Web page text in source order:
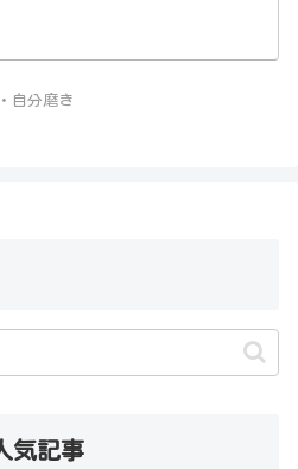
自分磨き
気記事